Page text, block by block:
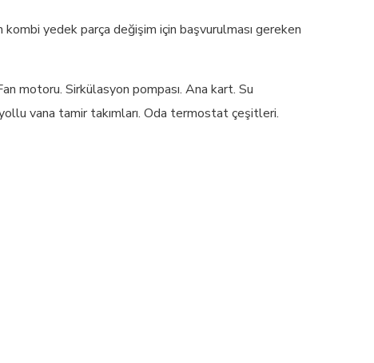
kombi yedek parça değişim için başvurulması gereken
motoru. Sirkülasyon pompası. Ana kart. Su
vana tamir takımları. Oda termostat çeşitleri.